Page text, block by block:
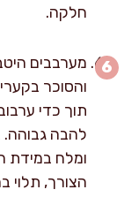
חלקה.
מערבבים
והסוכר
להבה
ומלח במידת
הצורך, תלוי